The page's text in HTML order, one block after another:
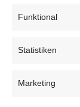
Funktional
Statistiken
Marketing
Kindersportfest